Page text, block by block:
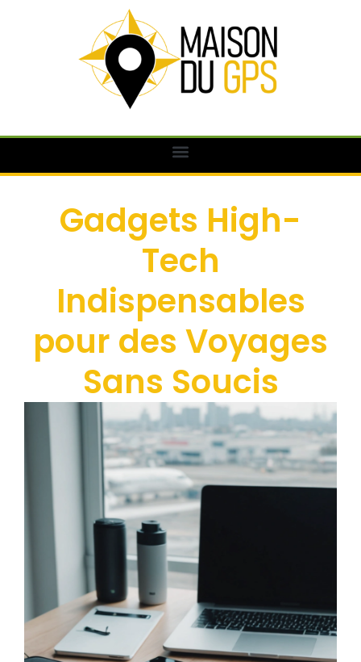
Gadgets High-
Tech
Indispensables
pour des Voyages
Sans Soucis